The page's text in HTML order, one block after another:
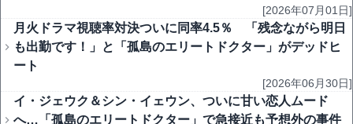
[2026年07月01日]
月火ドラマ視聴率対決ついに同率4.5％ 「残念ながら明日
も出勤です！」と「孤島のエリートドクター」がデッドヒ
ート
[2026年06月30日]
イ・ジェウク＆シン・イェウン、ついに甘い恋人ムード
へ…「孤島のエリートドクター」で急接近も予想外の事件